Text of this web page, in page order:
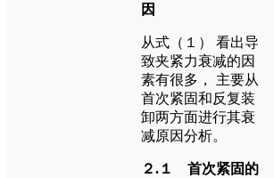
因
从式（１） 看出导
致夹紧力衰减的因
素有很多， 主要从
首次紧固和反复装
卸两方面进行其衰
减原因分析。
２.１ 首次紧固的